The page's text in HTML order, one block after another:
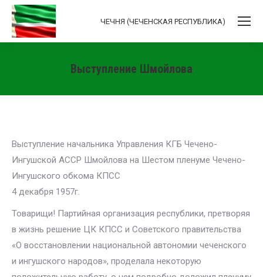
ЧЕЧНЯ (ЧЕЧЕНСКАЯ РЕСПУБЛИКА)
Выступление Шмойлова
Выступление начальника Управления КГБ Чечено-
Ингушской АССР Шмойлова на Шестом пленуме Чечено-
Ингушского обкома КПСС
4 декабря 1957г.
Товарищи! Партийная организация республики, претворяя
в жизнь решение ЦК КПСС и Советского правительства
«О восстановлении национальной автономии чеченского
и ингушского народов», проделала некоторую